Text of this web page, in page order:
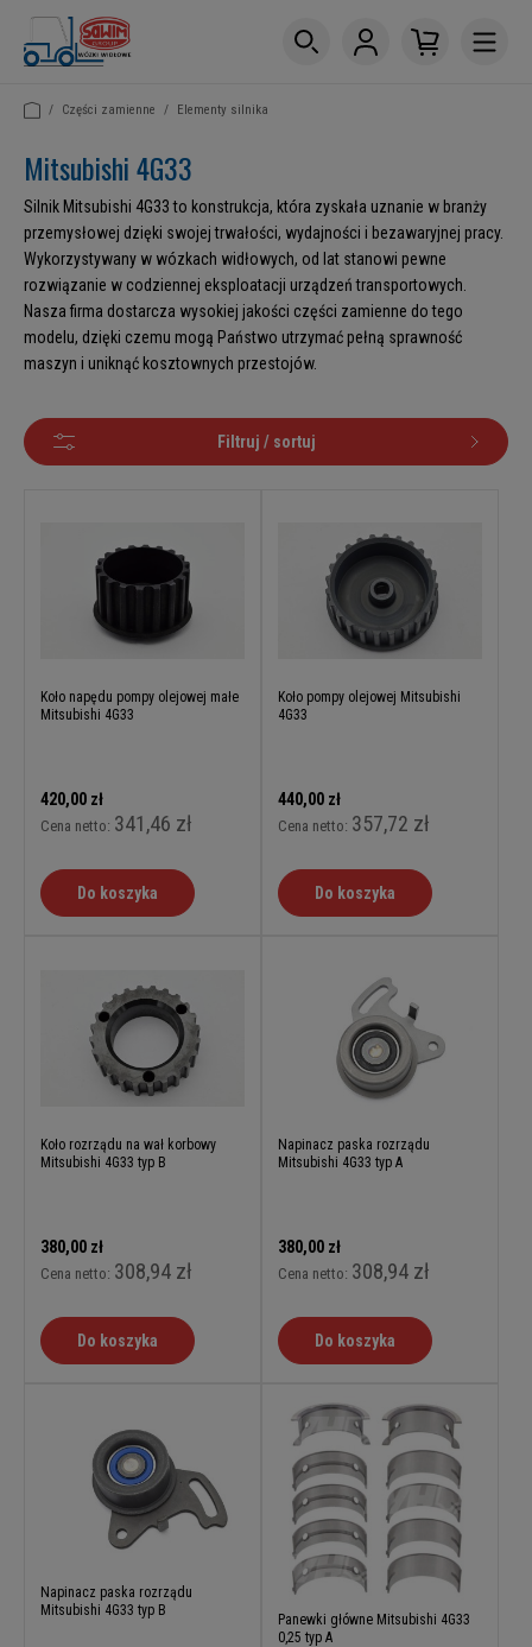
/ Części zamienne / Elementy silnika
Mitsubishi 4G33
Silnik Mitsubishi 4G33 to konstrukcja, która zyskała uznanie w branży
przemysłowej dzięki swojej trwałości, wydajności i bezawaryjnej pracy.
Wykorzystywany w wózkach widłowych, od lat stanowi pewne
rozwiązanie w codziennej eksploatacji urządzeń transportowych.
Nasza firma dostarcza wysokiej jakości części zamienne do tego
modelu, dzięki czemu mogą Państwo utrzymać pełną sprawność
maszyn i uniknąć kosztownych przestojów.
Filtruj / sortuj
Koło napędu pompy olejowej małe
Mitsubishi 4G33
420,00 zł
Cena netto: 341,46 zł
Do koszyka
Koło pompy olejowej Mitsubishi
4G33
440,00 zł
Cena netto: 357,72 zł
Do koszyka
Koło rozrządu na wał korbowy
Mitsubishi 4G33 typ B
380,00 zł
Cena netto: 308,94 zł
Do koszyka
Napinacz paska rozrządu
Mitsubishi 4G33 typ A
380,00 zł
Cena netto: 308,94 zł
Do koszyka
Napinacz paska rozrządu
Mitsubishi 4G33 typ B
Panewki główne Mitsubishi 4G33
0,25 typ A